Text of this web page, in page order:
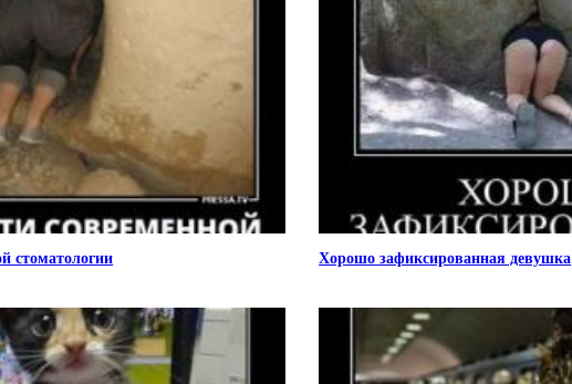
стоматологии Хорошо зафиксированная девушка